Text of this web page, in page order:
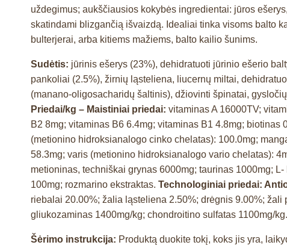
uždegimus; aukščiausios kokybės ingredientai: jūros
skatindami blizgančią išvaizdą. Idealiai tinka visoms balto
bulterjerai, arba kitiems mažiems, balto kailio šunims.
Sudėtis: jūrinis ešerys (23%), dehidratuoti jūrinio ešerio
pankoliai (2.5%), žirnių ląsteliena, liucernų miltai,
(manano-oligosacharidų šaltinis), džiovinti špinatai,
Priedai/kg – Maistiniai priedai: vitaminas A 16000TV;
B2 8mg; vitaminas B6 6.4mg; vitaminas B1 4.8mg;
(metionino hidroksianalogo cinko chelatas): 100.0mg;
58.3mg; varis (metionino hidroksianalogo vario chelatas):
metioninas, techniškai grynas 6000mg; taurinas 1000mg;
100mg; rozmarino ekstraktas. Technologiniai priedai:
riebalai 20.00%; žalia ląsteliena 2.50%; drėgnis 9.00%;
gliukozaminas 1400mg/kg; chondroitino sulfatas 1100mg/kg.
Šėrimo instrukcija: Produktą duokite tokį, koks jis yra,